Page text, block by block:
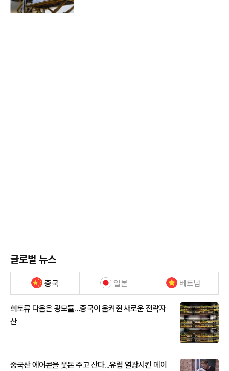
글로벌 뉴스
중국 일본 베트남
희토류 다음은 광모듈…중국이 움켜쥔 새로운 전략자
산
중국산 에어콘을 웃돈 주고 산다...유럽 열광시킨 메이